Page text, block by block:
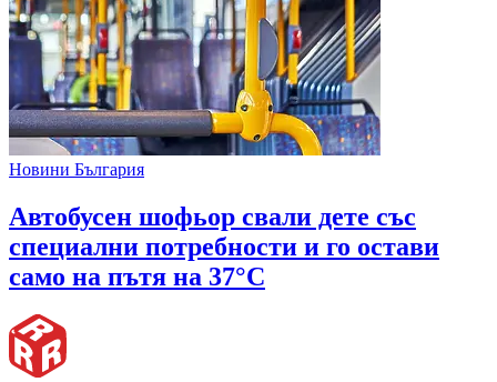
Новини България
Автобусен шофьор свали дете със
специални потребности и го остави
само на пътя на 37°C